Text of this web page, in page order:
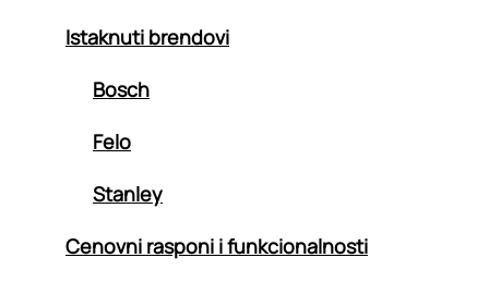
Istaknuti brendovi
Bosch
Felo
Stanley
Cenovni rasponi i funkcionalnosti